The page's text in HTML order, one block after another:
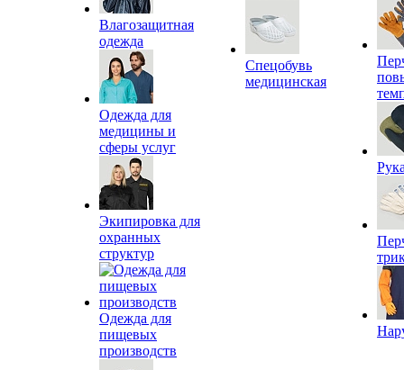
Влагозащитная
одежда
Одежда для
медицины и
сферы услуг
Экипировка для
охранных
структур
Одежда для
пищевых
производств
Спецобувь
медицинская